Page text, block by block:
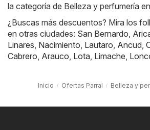
la categoría de Belleza y perfumería
¿Buscas más descuentos? Mira los
en otras ciudades: San Bernardo
Linares Nacimiento Lautaro Ancud
Cabrero Arauco Lota Limache
Inicio Ofertas Parral Belleza y